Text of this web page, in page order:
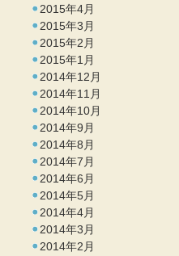
2015年4月
2015年3月
2015年2月
2015年1月
2014年12月
2014年11月
2014年10月
2014年9月
2014年8月
2014年7月
2014年6月
2014年5月
2014年4月
2014年3月
2014年2月